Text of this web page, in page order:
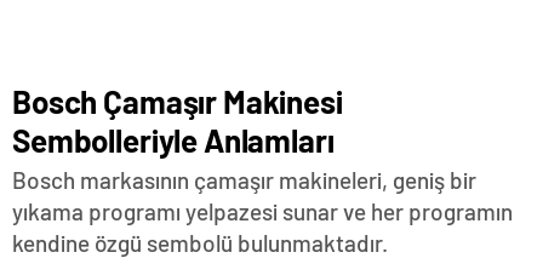
Bosch Çamaşır Makinesi
Sembolleriyle Anlamları
Bosch markasının çamaşır makineleri, geniş bir
yıkama programı yelpazesi sunar ve her programın
kendine özgü sembolü bulunmaktadır.